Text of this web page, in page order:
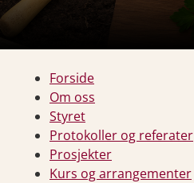
Forside
Om oss
Styret
Protokoller og referater
Prosjekter
Kurs og arrangementer